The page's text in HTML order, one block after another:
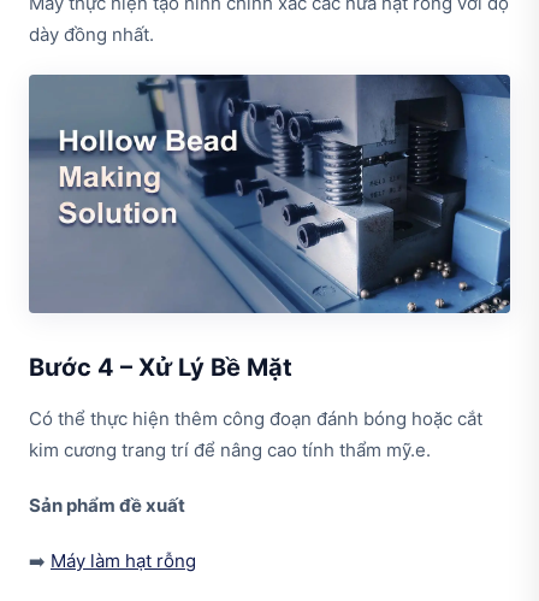
dày đồng nhất.
Bước 4 – Xử Lý Bề Mặt
Có thể thực hiện thêm công đoạn đánh bóng hoặc cắt
kim cương trang trí để nâng cao tính thẩm mỹ.e.
Sản phẩm đề xuất
➡️ Máy làm hạt rỗng